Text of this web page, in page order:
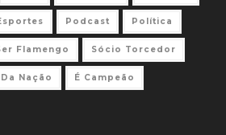
Podcast Política
Flamengo Sócio Torcedor
Nação É Campeão